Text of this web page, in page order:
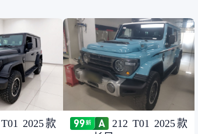
2025款
212 T01 2025款